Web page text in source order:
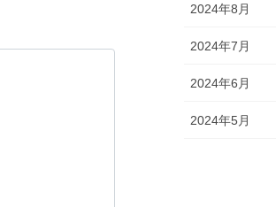
2024年8月
2024年7月
2024年6月
2024年5月